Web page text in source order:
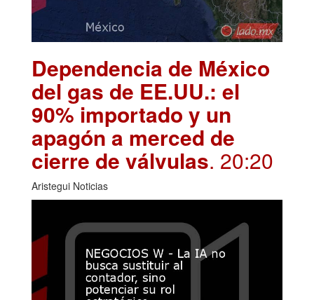
Dependencia de México
del gas de EE.UU.: el
90% importado y un
apagón a merced de
cierre de válvulas. 20:20
Aristegui Noticias